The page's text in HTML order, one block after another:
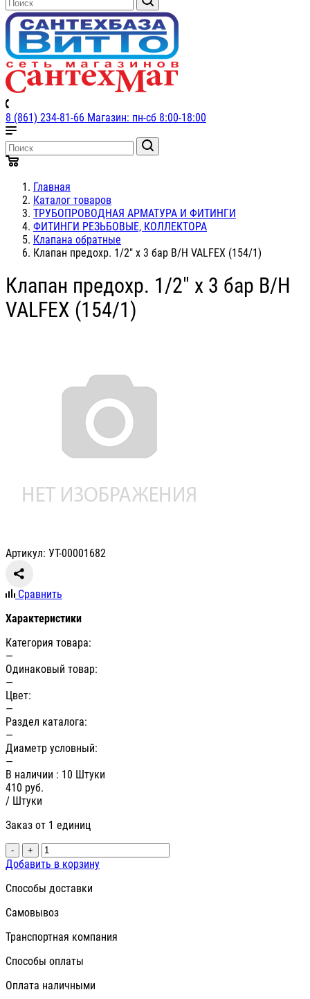
8 (861) 234-81-66 Магазин: пн-сб 8:00-18:00
Главная
Каталог товаров
ТРУБОПРОВОДНАЯ АРМАТУРА И ФИТИНГИ
ФИТИНГИ РЕЗЬБОВЫЕ, КОЛЛЕКТОРА
Клапана обратные
Клапан предохр. 1/2" х 3 бар В/Н VALFEX (154/1)
Клапан предохр. 1/2" х 3 бар В/Н
VALFEX (154/1)
Артикул: УТ-00001682
Сравнить
Характеристики
Категория товара:
—
Одинаковый товар:
—
Цвет:
—
Раздел каталога:
—
Диаметр условный:
—
В наличии : 10 Штуки
410 руб.
/ Штуки
Заказ от 1 единиц
- +
Добавить в корзину
Способы доставки
Самовывоз
Транспортная компания
Способы оплаты
Оплата наличными